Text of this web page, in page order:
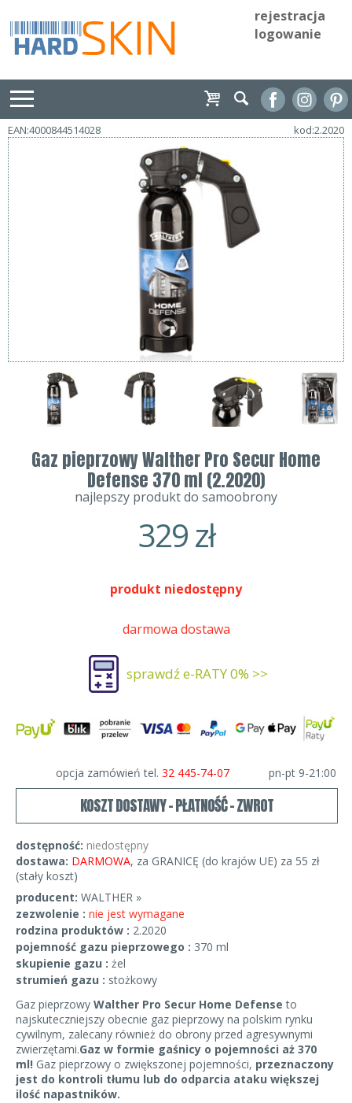
rejestracja
logowanie
EAN:4000844514028 kod:2.2020
Gaz pieprzowy Walther Pro Secur Home
Defense 370 ml (2.2020)
najlepszy produkt do samoobrony
329zł
produkt niedostępny
darmowa dostawa
sprawdź e-RATY 0% >>
opcja zamówień tel. 32 445-74-07 pn-pt 9-21:00
KOSZT DOSTAWY - PŁATNOŚĆ - ZWROT
dostępność: niedostępny
dostawa: DARMOWA, za GRANICĘ (do krajów UE) za 55 zł
(stały koszt)
producent: WALTHER »
zezwolenie : nie jest wymagane
rodzina produktów : 2.2020
pojemność gazu pieprzowego : 370 ml
skupienie gazu : żel
strumień gazu : stożkowy
Gaz pieprzowy Walther Pro Secur Home Defense to
najskuteczniejszy obecnie gaz pieprzowy na polskim rynku
cywilnym, zalecany również do obrony przed agresywnymi
zwierzętami.Gaz w formie gaśnicy o pojemności aż 370
ml! Gaz pieprzowy o zwiększonej pojemności, przeznaczony
jest do kontroli tłumu lub do odparcia ataku większej
ilość napastników.